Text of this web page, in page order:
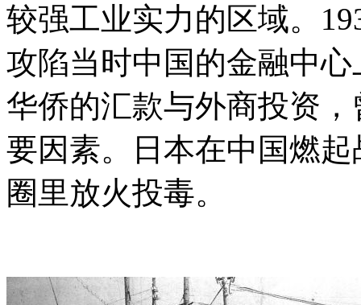
较强工业实力的区域。
攻陷当时中国的金融中
华侨的汇款与外商投资
要因素。日本在中国燃
圈里放火投毒。